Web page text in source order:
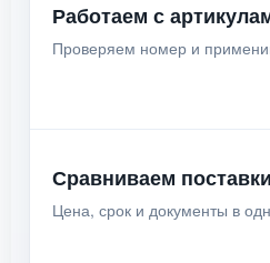
Работаем с
Проверяем номер и
Сравниваем поставки
Цена, срок и документы в